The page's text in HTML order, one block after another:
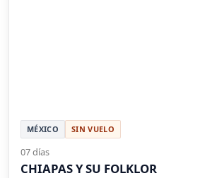
MÉXICO SIN VUELO
07 días
CHIAPAS Y SU FOLKLOR